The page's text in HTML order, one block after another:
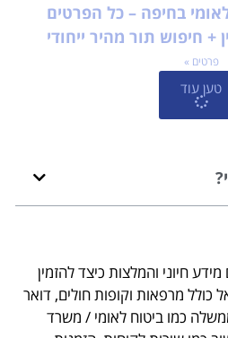
בחיפה – כל הפרטים
+ חיפוש תור מהיר ייחודי
פרטים »
טען עוד
חיוני והמלצות כיצד להזמין
כולל מרפאות וקופות חולים, דואר
כמו ביטוח לאומי / משרד